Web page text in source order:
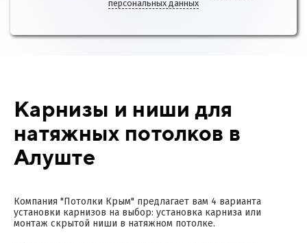
персональных данных
Карнизы и ниши для
натяжных потолков в
Алуште
Компания "Потолки Крым" предлагает вам 4 варианта
установки карнизов на выбор: установка карниза или
монтаж скрытой ниши в натяжном потолке.